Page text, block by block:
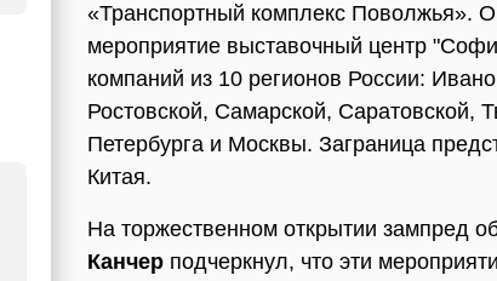
«Транспортный комплекс Поволжья».
мероприятие выставочный центр
компаний из 10 регионов России:
Ростовской, Самарской, Саратовской,
Петербурга и Москвы. Заграница
Китая.
На торжественном открытии зампред
Канчер подчеркнул, что эти